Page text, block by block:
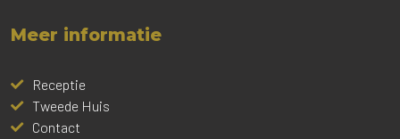
Meer informatie
Receptie
Tweede Huis
Contact